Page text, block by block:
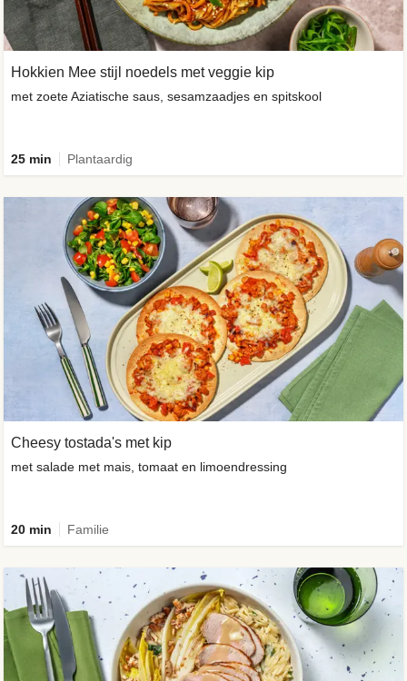
Hokkien Mee stijl noedels met veggie kip
met zoete Aziatische saus, sesamzaadjes en spitskool
25 min Plantaardig
Cheesy tostada's met kip
met salade met mais, tomaat en limoendressing
20 min Familie